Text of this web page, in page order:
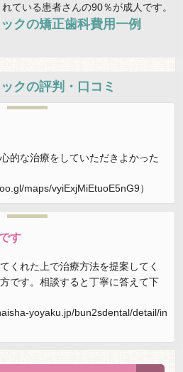
ている患者さんの90％が成人です。
クの矯正歯科費用一例
クの評判・口コミ
的な治療をしていただきよかった
maps/vyiExjMiEtuoE5nG9）
す
くれた上で治療方法を提案してく
です。相談すると丁寧に答えて下
yoyaku.jp/bun2sdental/detail/in